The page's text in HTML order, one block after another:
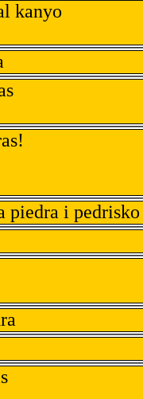
kanyo
piedra i pedrisko